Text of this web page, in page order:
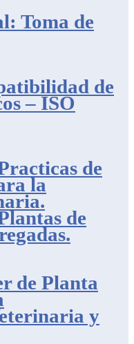
Toma de
de
– ISO
de
la
de
de Planta
y